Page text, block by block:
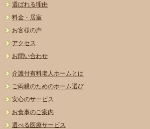
選ばれる理由
料金・居室
お客様の声
アクセス
お問い合わせ
介護付有料老人ホームとは
ご両親のためのホーム選び
安心のサービス
お食事のご案内
選べる医療サービス